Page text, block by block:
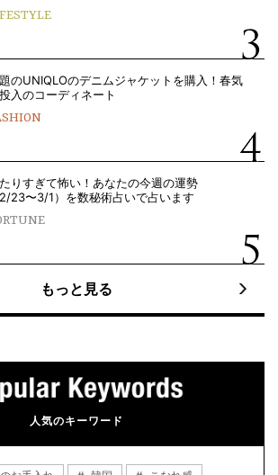
のUNIQLOのデニムジャケットを購入！春気
入のコーディネート
りすぎて怖い！あなたの今週の運勢
2/23〜3/1）を数秘術占いで占います
もっと見る
人気のキーワード